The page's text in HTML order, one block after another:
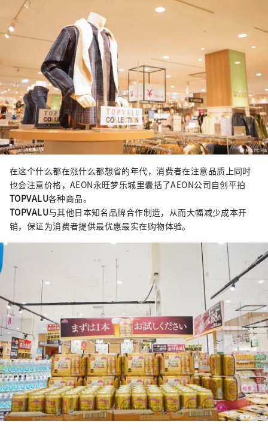
在这个什么都在涨什么都想省的年代，消费者在注意品质上同时
也会注意价格，AEON永旺梦乐城里囊括了AEON公司自创平拍
TOPVALU各种商品。
TOPVALU与其他日本知名品牌合作制造，从而大幅减少成本开
销，保证为消费者提供最优惠最实在购物体验。